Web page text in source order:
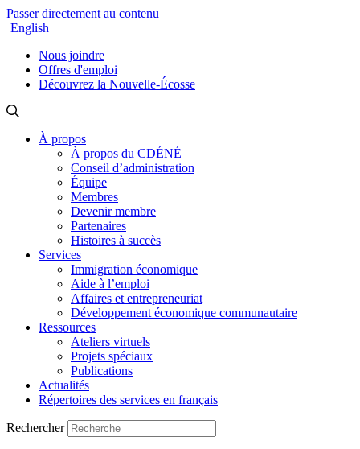
Passer directement au contenu
English
Nous joindre
Offres d'emploi
Découvrez la Nouvelle-Écosse
À propos
À propos du CDÉNÉ
Conseil d’administration
Équipe
Membres
Devenir membre
Partenaires
Histoires à succès
Services
Immigration économique
Aide à l’emploi
Affaires et entrepreneuriat
Développement économique communautaire
Ressources
Ateliers virtuels
Projets spéciaux
Publications
Actualités
Répertoires des services en français
Rechercher